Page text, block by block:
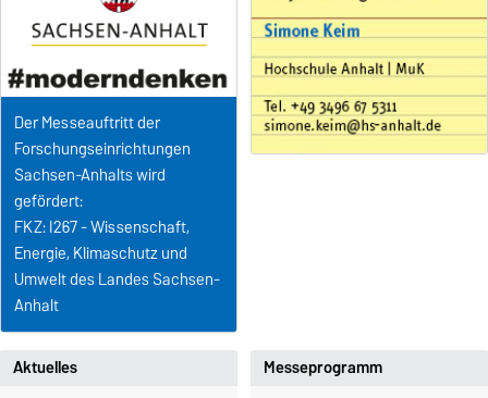
Aktuelles
Messeprogramm
Der Messeauftritt der
Forschungseinrichtungen
Sachsen-Anhalts wird
gefördert:
FKZ: I267 - Wissenschaft,
Energie, Klimaschutz und
Umwelt des Landes Sachsen-
Anhalt